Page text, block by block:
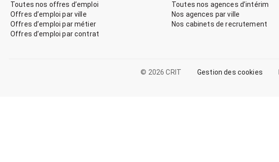
Toutes nos offres d’emploi
Offres d’emploi par ville
Offres d’emploi par métier
Offres d’emploi par contrat
Toutes nos agences d’intérim
Nos agences par ville
Nos cabinets de recrutement
© 2026 CRIT Gestion des cookies